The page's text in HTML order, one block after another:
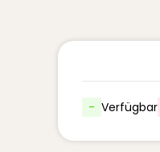
- Verfügbar